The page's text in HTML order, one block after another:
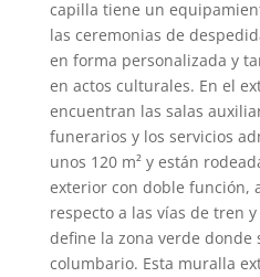
capilla tiene un
las ceremonias de
en forma personalizada y
en actos culturales. En el
encuentran las salas
funerarios y los servicios
unos 120 m² y están
exterior con doble función,
respecto a las vías de tren
define la zona verde donde
columbario. Esta muralla